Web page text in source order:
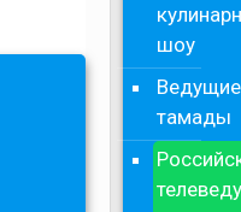
шоу
Ведущие
тамады